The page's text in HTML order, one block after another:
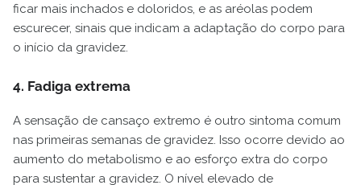
ficar mais inchados e doloridos, e as aréolas podem
escurecer, sinais que indicam a adaptação do corpo para
o início da gravidez.
4. Fadiga extrema
A sensação de cansaço extremo é outro sintoma comum
nas primeiras semanas de gravidez. Isso ocorre devido ao
aumento do metabolismo e ao esforço extra do corpo
para sustentar a gravidez. O nível elevado de